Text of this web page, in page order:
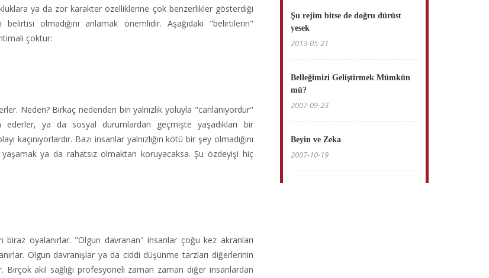
ya da zor karakter özelliklerine çok benzerlikler gösterdiği
olmadığını anlamak önemlidir. Aşağıdaki "belirtilerin"
çoktur:
Neden? Birkaç nedenden biri yalnızlık yoluyla "canlanıyordur"
ya da sosyal durumlardan geçmişte yaşadıkları bir
kaçınıyorlardır. Bazı insanlar yalnızlığın kötü bir şey olmadığını
yaşamak ya da rahatsız olmaktan koruyacaksa. Şu özdeyişi hiç
oyalanırlar. "Olgun davranan" insanlar çoğu kez akranları
Olgun davranışlar ya da ciddi düşünme tarzları diğerlerinin
akıl sağlığı profesyoneli zaman zaman diğer insanlardan
Şu rejim bitse de doğru dürüst
yesek
2013-05-21
Belleğimizi Geliştirmek Mümkün
mü?
2007-09-23
Beyin ve Zeka
2007-10-19